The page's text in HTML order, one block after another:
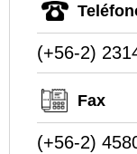
(+56-2)
Fax
(+56-2)